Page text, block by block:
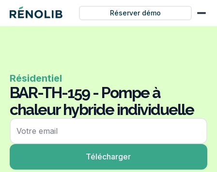
Réserver démo
Résidentiel
BAR-TH-159 - Pompe à
chaleur hybride individuelle